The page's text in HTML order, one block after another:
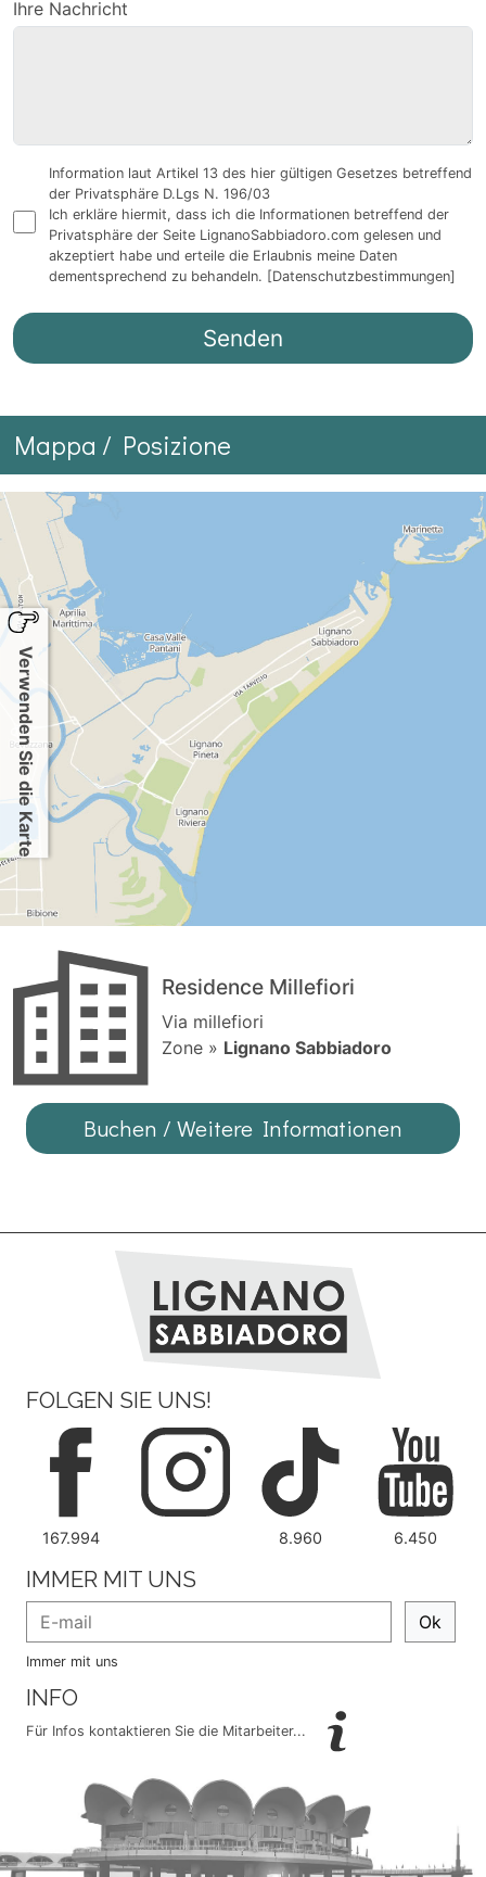
Ihre Nachricht
Information laut Artikel 13 des hier gültigen Gesetzes betreffend
der Privatsphäre D.Lgs N. 196/03
Ich erkläre hiermit, dass ich die Informationen betreffend der
Privatsphäre der Seite LignanoSabbiadoro.com gelesen und
akzeptiert habe und erteile die Erlaubnis meine Daten
dementsprechend zu behandeln. [Datenschutzbestimmungen]
Mappa / Posizione
Verwenden Sie die Karte
Residence Millefiori
Via millefiori
Zone » Lignano Sabbiadoro
Buchen / Weitere Informationen
FOLGEN SIE UNS!
167.994 8.960 6.450
IMMER MIT UNS
Ok
Immer mit uns
INFO
Für Infos kontaktieren Sie die Mitarbeiter...